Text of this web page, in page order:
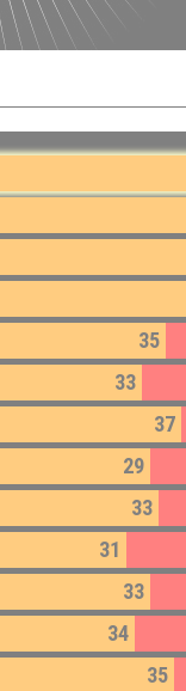
35
33
37
29
33
31
33
34
35